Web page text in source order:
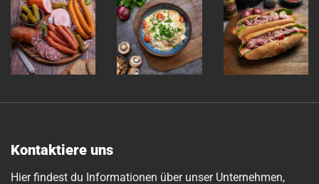
Kontaktiere uns
Hier findest du Informationen über unser Unternehmen,